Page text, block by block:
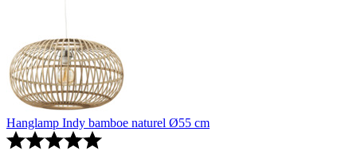
Hanglamp Indy bamboe naturel Ø55 cm